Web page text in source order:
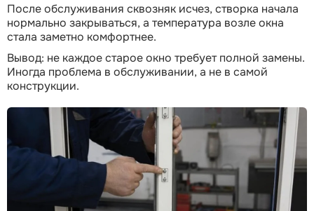
После обслуживания сквозняк исчез, створка начала
нормально закрываться, а температура возле окна
стала заметно комфортнее.
Вывод: не каждое старое окно требует полной замены.
Иногда проблема в обслуживании, а не в самой
конструкции.